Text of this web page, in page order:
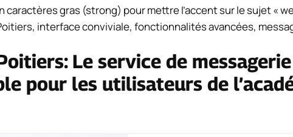
caractères gras (strong) pour mettre l’accent sur le sujet «
interface conviviale, fonctionnalités avancées,
Le service de messagerie
pour les utilisateurs de